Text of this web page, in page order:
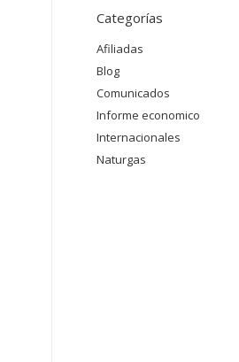
Categorías
Afiliadas
Blog
Comunicados
Informe economico
Internacionales
Naturgas